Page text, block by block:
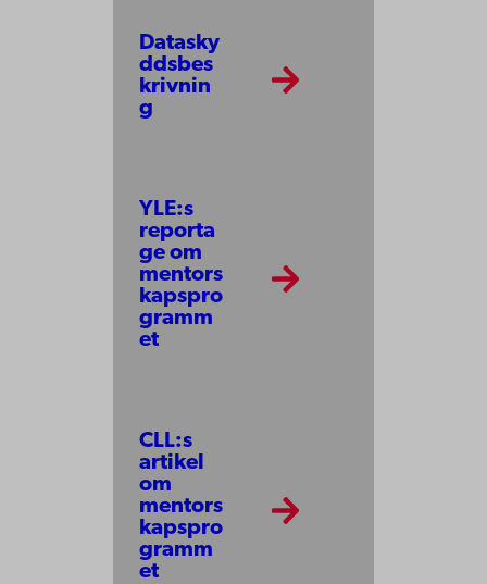
Datasky
ddsbes
krivnin
g
YLE:s
reporta
ge om
mentors
kapspro
gramm
et
CLL:s
artikel
om
mentors
kapspro
gramm
et